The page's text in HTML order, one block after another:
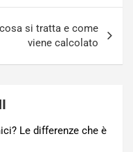
si tratta e come
viene calcolato
Le differenze che è